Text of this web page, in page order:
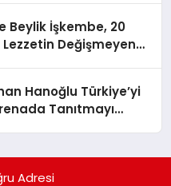
Beylik İşkembe, 20
Lezzetin Değişmeyen
Hanoğlu Türkiye’yi
Tanıtmayı
Adresi